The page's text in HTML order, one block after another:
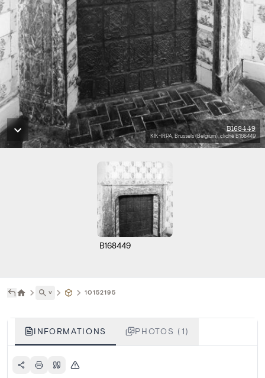
B168449
KIK-IRPA, Brussels (Belgium), cliché B168449
B168449
˅ 10152195
INFORMATIONS PHOTOS (1)